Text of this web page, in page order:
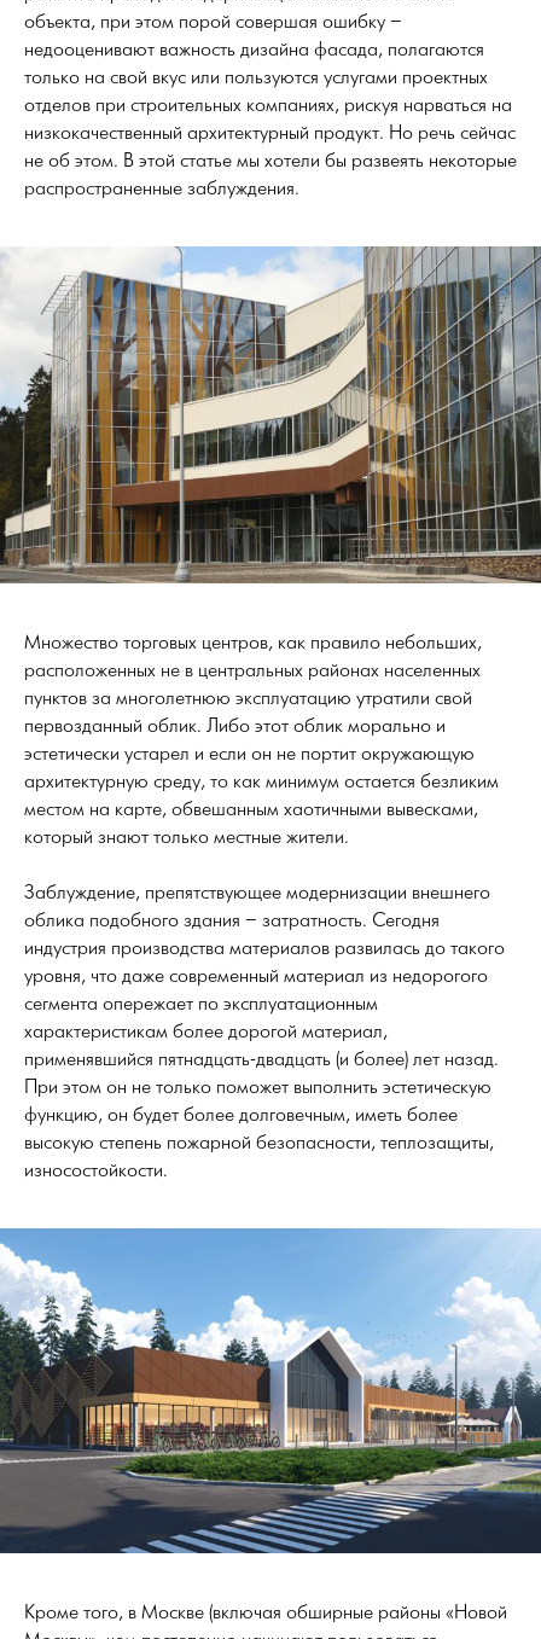
объекта, при этом порой совершая ошибку –
недооценивают важность дизайна фасада, полагаются
только на свой вкус или пользуются услугами проектных
отделов при строительных компаниях, рискуя нарваться на
низкокачественный архитектурный продукт. Но речь сейчас
не об этом. В этой статье мы хотели бы развеять некоторые
распространенные заблуждения.
Множество торговых центров, как правило небольших,
расположенных не в центральных районах населенных
пунктов за многолетнюю эксплуатацию утратили свой
первозданный облик. Либо этот облик морально и
эстетически устарел и если он не портит окружающую
архитектурную среду, то как минимум остается безликим
местом на карте, обвешанным хаотичными вывесками,
который знают только местные жители.
Заблуждение, препятствующее модернизации внешнего
облика подобного здания – затратность. Сегодня
индустрия производства материалов развилась до такого
уровня, что даже современный материал из недорогого
сегмента опережает по эксплуатационным
характеристикам более дорогой материал,
применявшийся пятнадцать-двадцать (и более) лет назад.
При этом он не только поможет выполнить эстетическую
функцию, он будет более долговечным, иметь более
высокую степень пожарной безопасности, теплозащиты,
износостойкости.
Кроме того, в Москве (включая обширные районы «Новой